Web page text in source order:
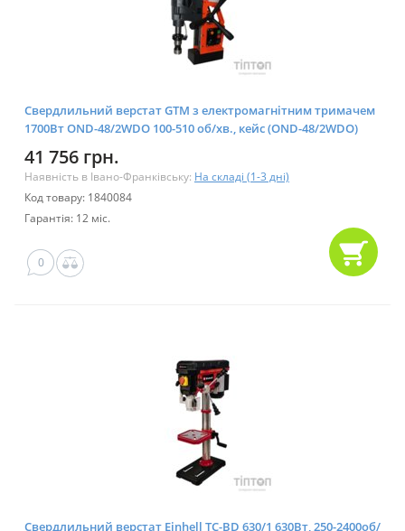
Свердлильний верстат GTM з електромагнітним тримачем
1700Вт OND-48/2WDO 100-510 об/хв., кейс (OND-48/2WDO)
41 756 грн.
Наявність в Івано-Франківську: На складі (1-3 дні)
Код товару: 1840084
Гарантія: 12 міс.
0
Свердлильний верстат Einhell TC-BD 630/1 630Вт, 250-2400об/